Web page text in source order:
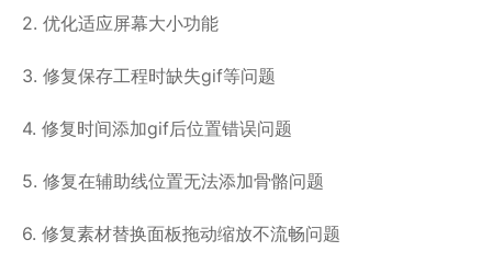
2. 优化适应屏幕大小功能
3. 修复保存工程时缺失gif等问题
4. 修复时间添加gif后位置错误问题
5. 修复在辅助线位置无法添加骨骼问题
6. 修复素材替换面板拖动缩放不流畅问题